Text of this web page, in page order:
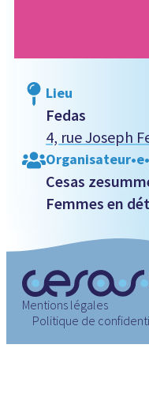
Lieu
Fedas
4, rue Joseph
Cesas
Femmes en
Mentions légales
Politique de